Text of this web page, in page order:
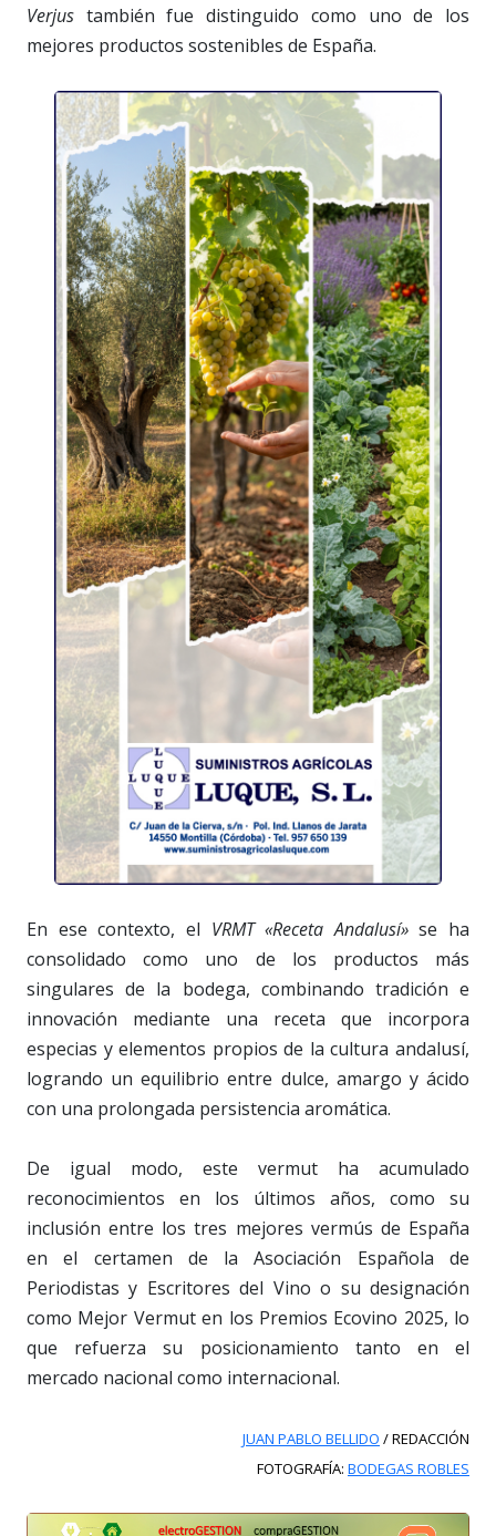
Verjus también fue distinguido como uno de los
mejores productos sostenibles de España.
En ese contexto, el VRMT «Receta Andalusí»se ha
consolidado como uno de los productos más
singulares de la bodega, combinando tradición e
innovación mediante una receta que incorpora
especias y elementos propios de la cultura andalusí,
logrando un equilibrio entre dulce, amargo y ácido
con una prolongada persistencia aromática.
De igual modo, este vermut ha acumulado
reconocimientos en los últimos años, como su
inclusión entre los tres mejores vermús de España
en el certamen de la Asociación Española de
Periodistas y Escritores del Vino o su designación
como Mejor Vermut en los Premios Ecovino 2025, lo
que refuerza su posicionamiento tanto en el
mercado nacional como internacional.
JUAN PABLO BELLIDO / REDACCIÓN
FOTOGRAFÍA: BODEGAS ROBLES